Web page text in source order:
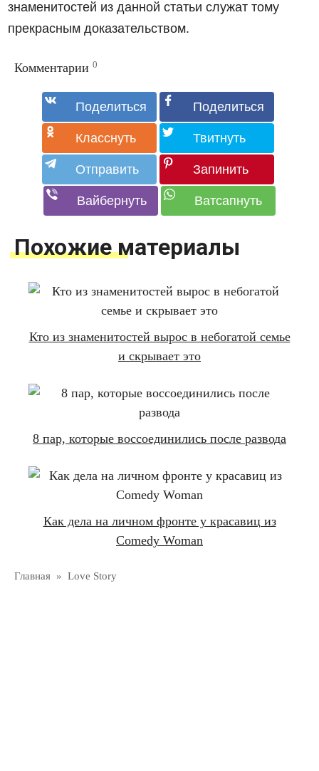
знаменитостей из данной статьи служат тому
прекрасным доказательством.
Комментарии 0
Похожие материалы
Кто из знаменитостей вырос в небогатой семье
и скрывает это
8 пар, которые воссоединились после развода
Как дела на личном фронте у красавиц из
Comedy Woman
Главная » Love Story